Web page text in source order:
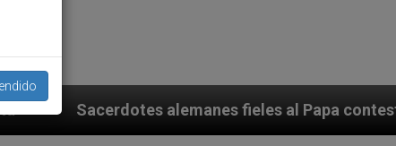
fieles al Papa contestan a su propio obispo